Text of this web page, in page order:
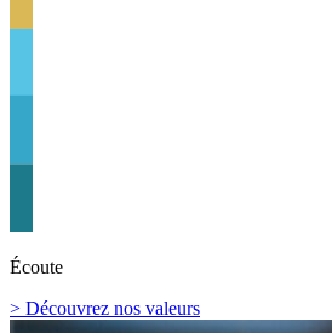
Écoute
> Découvrez nos valeurs